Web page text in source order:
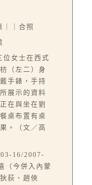
｜｜合照
位女士在西式
（左二）身
手錶，手持
展示的資料
在與坐在劉
桌布置有桌
。（文／高
16/2007-
（今併入內蒙
荻、趙俠